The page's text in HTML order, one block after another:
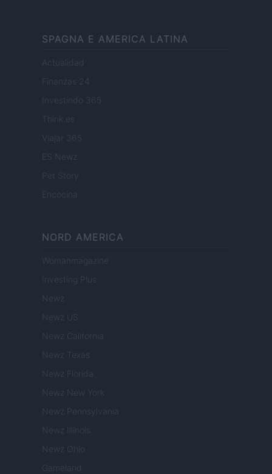
SPAGNA E AMERICA LATINA
Actualidad
Finanzas 24
Investindo 365
Think.es
Viajar 365
ES Newz
Encocina
NORD AMERICA
Womanmagazine
Investing Plus
Newz
Newz US
Newz California
Newz Texas
Newz Florida
Newz New York
Newz Pennsylvania
Newz Illinois
Newz Ohio
Gameland